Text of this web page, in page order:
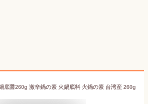
底醤260g 激辛鍋の素 火鍋底料 火鍋の素 台湾産 260g